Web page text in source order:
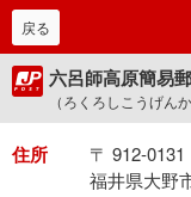
戻る
六呂師高原簡易
（ろくろしこうげん
住所
〒 912-0131
福井県大野